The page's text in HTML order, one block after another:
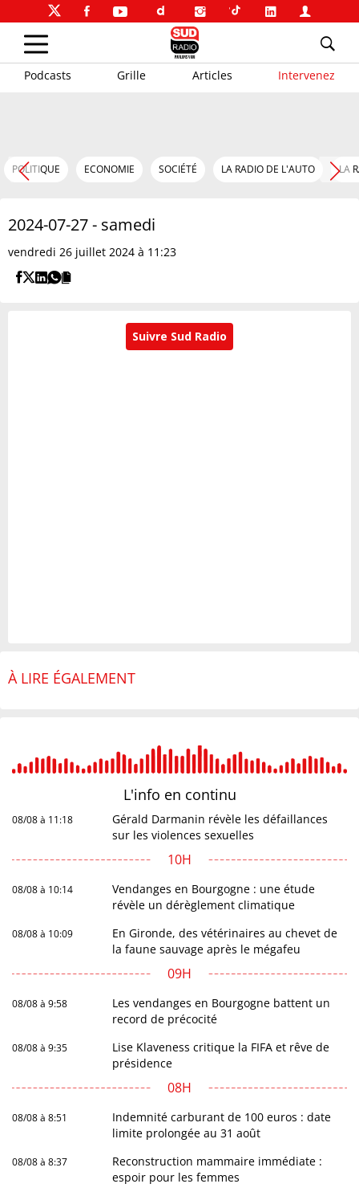
Podcasts Grille Articles Intervenez
POLITIQUE ECONOMIE SOCIÉTÉ LA RADIO DE L'AUTO LA
2024-07-27 - samedi
vendredi 26 juillet 2024 à 11:23
Suivre Sud Radio
À LIRE ÉGALEMENT
L'info en continu
08/08 à 11:18
Gérald Darmanin révèle les défaillances
sur les violences sexuelles
10H
08/08 à 10:14
Vendanges en Bourgogne : une étude
révèle un dérèglement climatique
08/08 à 10:09
En Gironde, des vétérinaires au chevet de
la faune sauvage après le mégafeu
09H
08/08 à 9:58
Les vendanges en Bourgogne battent un
record de précocité
08/08 à 9:35
Lise Klaveness critique la FIFA et rêve de
présidence
08H
08/08 à 8:51
Indemnité carburant de 100 euros : date
limite prolongée au 31 août
08/08 à 8:37
Reconstruction mammaire immédiate :
espoir pour les femmes